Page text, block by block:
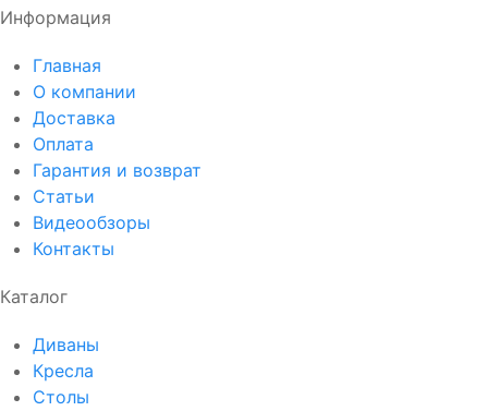
Информация
Главная
О компании
Доставка
Оплата
Гарантия и возврат
Статьи
Видеообзоры
Контакты
Каталог
Диваны
Кресла
Столы